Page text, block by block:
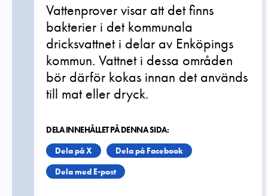
Vattenprover visar att det finns
bakterier i det kommunala
dricksvattnet i delar av Enköpings
kommun. Vattnet i dessa områden
bör därför kokas innan det används
till mat eller dryck.
DELA INNEHÅLLET PÅ DENNA SIDA:
Dela på X
Dela på Facebook
Dela med E-post